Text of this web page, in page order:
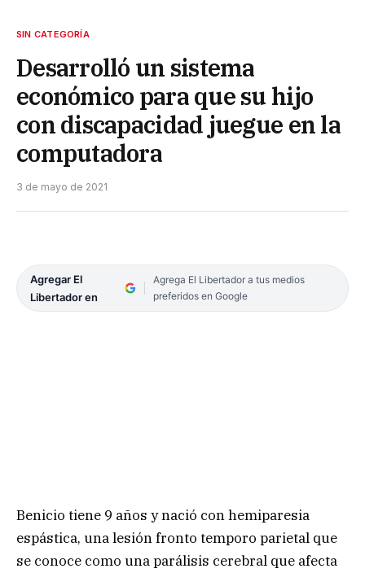
SIN CATEGORÍA
Desarrolló un sistema
económico para que su hijo
con discapacidad juegue en la
computadora
3 de mayo de 2021
Agregar El
Libertador en
Agrega El Libertador a tus medios
preferidos en Google
Benicio tiene 9 años y nació con hemiparesia
espástica, una lesión fronto temporo parietal que
se conoce como una parálisis cerebral que afecta